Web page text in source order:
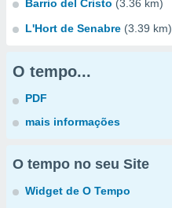
Barrio del Cristo (3.36 km)
L'Hort de Senabre (3.39 km)
O tempo...
PDF
mais informações
O tempo no seu Site
Widget de O Tempo